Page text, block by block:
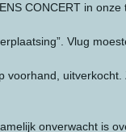
CONCERT in
Vlug
onverwacht is